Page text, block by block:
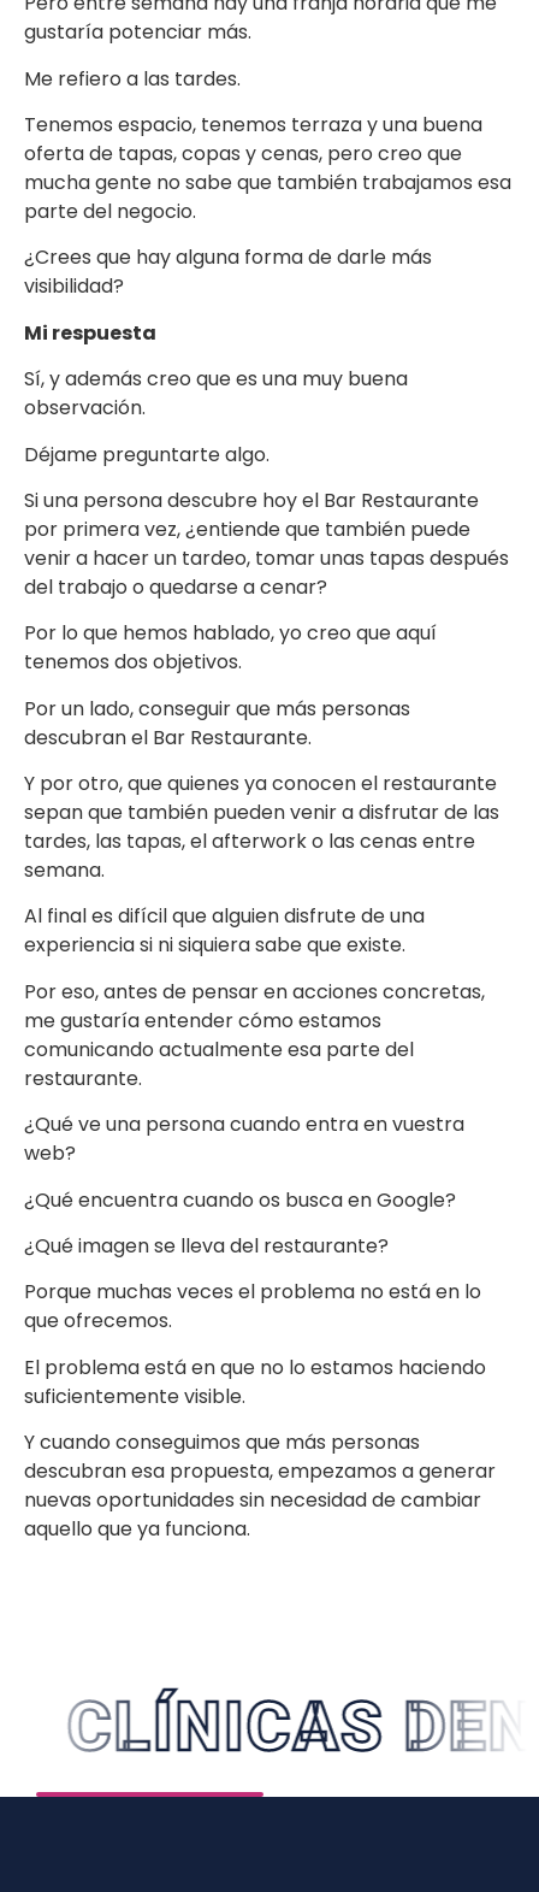
gustaría potenciar más.
Me refiero a las tardes.
Tenemos espacio, tenemos terraza y una buena
oferta de tapas, copas y cenas, pero creo que
mucha gente no sabe que también trabajamos esa
parte del negocio.
¿Crees que hay alguna forma de darle más
visibilidad?
Mi respuesta
Sí, y además creo que es una muy buena
observación.
Déjame preguntarte algo.
Si una persona descubre hoy el Bar Restaurante
por primera vez, ¿entiende que también puede
venir a hacer un tardeo, tomar unas tapas después
del trabajo o quedarse a cenar?
Por lo que hemos hablado, yo creo que aquí
tenemos dos objetivos.
Por un lado, conseguir que más personas
descubran el Bar Restaurante.
Y por otro, que quienes ya conocen el restaurante
sepan que también pueden venir a disfrutar de las
tardes, las tapas, el afterwork o las cenas entre
semana.
Al final es difícil que alguien disfrute de una
experiencia si ni siquiera sabe que existe.
Por eso, antes de pensar en acciones concretas,
me gustaría entender cómo estamos
comunicando actualmente esa parte del
restaurante.
¿Qué ve una persona cuando entra en vuestra
web?
¿Qué encuentra cuando os busca en Google?
¿Qué imagen se lleva del restaurante?
Porque muchas veces el problema no está en lo
que ofrecemos.
El problema está en que no lo estamos haciendo
suficientemente visible.
Y cuando conseguimos que más personas
descubran esa propuesta, empezamos a generar
nuevas oportunidades sin necesidad de cambiar
aquello que ya funciona.
CLÍNICAS